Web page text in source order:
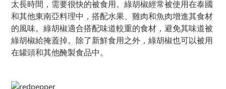
太長時間，需要很快的被食用。綠胡椒經常被使用在泰國
和其他東南亞料理中，搭配水果、雞肉和魚肉增進其食材
的風味。綠胡椒適合搭配味道較重的食材，避免其味道被
綠胡椒給掩蓋掉。除了新鮮食用之外，綠胡椒也可以被用
在罐頭和其他醃製食品中。